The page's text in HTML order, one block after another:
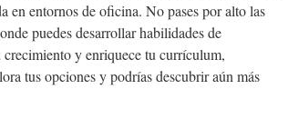
en entornos de oficina. No pases por alto las
puedes desarrollar habilidades de
y enriquece tu currículum,
tus opciones y podrías descubrir aún más